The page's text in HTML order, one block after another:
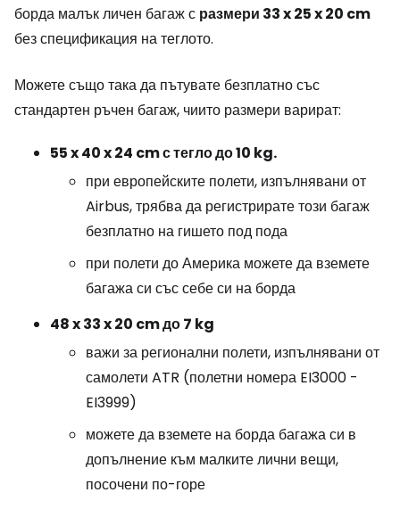
борда малък личен багаж с размери 33 x 25 x 20 cm
без спецификация на теглото.
Можете също така да пътувате безплатно със
стандартен ръчен багаж, чиито размери варират:
55 x 40 x 24 cm с тегло до 10 kg.
при европейските полети, изпълнявани от
Airbus, трябва да регистрирате този багаж
безплатно на гишето под пода
при полети до Америка можете да вземете
багажа си със себе си на борда
48 x 33 x 20 cm до 7 kg
важи за регионални полети, изпълнявани от
самолети ATR (полетни номера EI3000 -
EI3999)
можете да вземете на борда багажа си в
допълнение към малките лични вещи,
посочени по-горе